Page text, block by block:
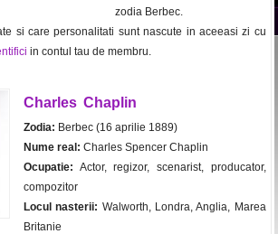
zodia Berbec.
si care personalitati sunt nascute in aceeasi zi cu
in contul tau de membru.
Charles Chaplin
Zodia: Berbec (16 aprilie 1889)
Nume real: Charles Spencer Chaplin
Ocupatie: Actor, regizor, scenarist, producator,
compozitor
Locul nasterii: Walworth, Londra, Anglia, Marea
Britanie